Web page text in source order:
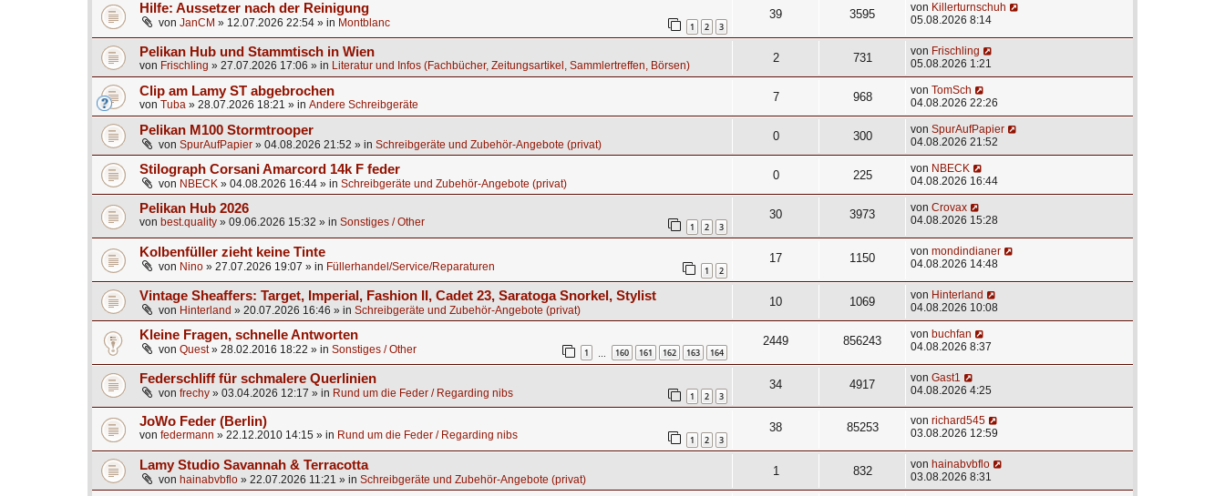
Hilfe: Aussetzer nach der Reinigung
von JanCM » 12.07.2026 22:54 » in Montblanc 1 2 3
39 3595 von Killerturnschuh
05.08.2026 8:14
Pelikan Hub und Stammtisch in Wien
von Frischling » 27.07.2026 17:06 » in Literatur und Infos (Fachbücher, Zeitungsartikel, Sammlertreffen, Börsen)
2 731 von Frischling
05.08.2026 1:21
Clip am Lamy ST abgebrochen
von Tuba » 28.07.2026 18:21 » in Andere Schreibgeräte
7 968 von TomSch
04.08.2026 22:26
Pelikan M100 Stormtrooper
von SpurAufPapier » 04.08.2026 21:52 » in Schreibgeräte und Zubehör-Angebote (privat)
0 300 von SpurAufPapier
04.08.2026 21:52
Stilograph Corsani Amarcord 14k F feder
von NBECK » 04.08.2026 16:44 » in Schreibgeräte und Zubehör-Angebote (privat)
0 225 von NBECK
04.08.2026 16:44
Pelikan Hub 2026
von best.quality » 09.06.2026 15:32 » in Sonstiges / Other 1 2 3
30 3973 von Crovax
04.08.2026 15:28
Kolbenfüller zieht keine Tinte
von Nino » 27.07.2026 19:07 » in Füllerhandel/Service/Reparaturen 1 2
17 1150 von mondindianer
04.08.2026 14:48
Vintage Sheaffers: Target, Imperial, Fashion II, Cadet 23, Saratoga Snorkel, Stylist
von Hinterland » 20.07.2026 16:46 » in Schreibgeräte und Zubehör-Angebote (privat)
10 1069 von Hinterland
04.08.2026 10:08
Kleine Fragen, schnelle Antworten
von Quest» 28.02.2016 18:22 » in Sonstiges / Other 1 160 161 162 163 164
2449 856243 von buchfan
04.08.2026 8:37
Federschliff für schmalere Querlinien
von frechy » 03.04.2026 12:17 » in Rund um die Feder / Regarding nibs 1 2 3
34 4917 von Gast1
04.08.2026 4:25
JoWo Feder (Berlin)
von federmann » 22.12.2010 14:15 » in Rund um die Feder / Regarding nibs 1 2 3
38 85253 von richard545
03.08.2026 12:59
Lamy Studio Savannah & Terracotta
von hainabvbflo » 22.07.2026 11:21 » in Schreibgeräte und Zubehör-Angebote (privat)
1 832 von hainabvbflo
03.08.2026 8:31